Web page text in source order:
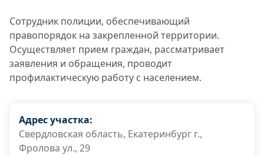
Сотрудник полиции, обеспечивающий
правопорядок на закрепленной территории.
Осуществляет прием граждан, рассматривает
заявления и обращения, проводит
профилактическую работу с населением.
Адрес участка:
Свердловская область, Екатеринбург г.,
Фролова ул., 29